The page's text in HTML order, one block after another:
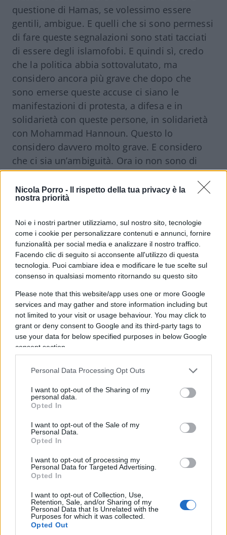
Nicola Porro -
Il rispetto della tua privacy è la
nostra priorità
Noi e i nostri partner utilizziamo, sul nostro sito, tecnologie
come i cookie per personalizzare contenuti e annunci, fornire
funzionalità per social media e analizzare il nostro traffico.
Facendo clic di seguito si acconsente all'utilizzo di questa
tecnologia. Puoi cambiare idea e modificare le tue scelte sul
consenso in qualsiasi momento ritornando su questo sito
Please note that this website/app uses one or more Google
services and may gather and store information including but
not limited to your visit or usage behaviour. You may click to
grant or deny consent to Google and its third-party tags to
use your data for below specified purposes in below Google
consent section.
Personal Data Processing Opt Outs
I want to opt-out of the Sharing of my
personal data.
Opted In
I want to opt-out of the Sale of my
Personal Data.
Opted In
I want to opt-out of processing my
Personal Data for Targeted Advertising.
Opted In
I want to opt-out of Collection, Use,
Retention, Sale, and/or Sharing of my
Personal Data that Is Unrelated with the
Purposes for which it was collected.
Opted Out
questione di Hamas, se volessimo essere
gentili, ambigue. E quelli che si sono permessi
di fare queste segnalazioni sono stati tacciati
di essere degli islamofobi. E quindi sì, credo
che la politica abbia sottovalutato, ma
considero ancora più grave che dopo che
sono emerse queste accuse ci siano le
manifestazioni di protesta, a difesa e in
solidarietà con queste persone, in solidarietà
con Mohammad Hannoun. Questo lo
considero davvero molto grave. E considero
che ci sia un’ambiguità. Ora io non sono di
sinistra, perché se io fossi di sinistra
seguendo quello che la sinistra ha fatto in
questi ultimi due anni dovrei accusare la
ottobre. Chiaramente io sono una persona
seria e questo non lo faccio, è per dire quanto
siano surreali alcune accuse che vengono
mosse e rivolte al governo. Chiaramente sono
tutti casi che noi monitoriamo, e che le forze
dell’ordine, che l’intelligence e tutti gli organi
preposti monitorano, e continueremo a farlo
perché sappiamo quanto il fenomeno sia reale
e quanto possa essere pericoloso”.
Meloni: "Presto norme anti-
Maranza"
“Il fenomeno delle gang giovanili e i cosiddetti
maranza continuano a imperversare, perciò
stiamo lavorando a un altro provvedimento
specifico sul tema che verrà presentato nei
Meloni affermando che quanto fatto sinora
non è abbastanza. “Su Caivani – ha spiegato –
abbiamo raccolto consigli che venivano dai